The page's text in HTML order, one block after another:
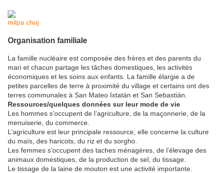
milpa chuj
Organisation familiale
La famille nucléaire est composée des frères et des parents du
mari et chacun partage les tâches domestiques, les activités
économiques et les soins aux enfants. La famille élargie a de
petites parcelles de terre à proximité du village et certains ont des
terres communales à San Mateo Ixtatán et San Sebastián.
Ressources/quelques données sur leur mode de vie
Les hommes s’occupent de l’agriculture, de la maçonnerie, de la
menuiserie, du commerce.
L’agriculture est leur principale ressource, elle concerne la culture
du maïs, des haricots, du riz et du sorgho.
Les femmes s’occupent des taches ménagères, de l’élevage des
animaux domestiques, de la production de sel, du tissage.
Le tissage de la laine de mouton est une activité importante.